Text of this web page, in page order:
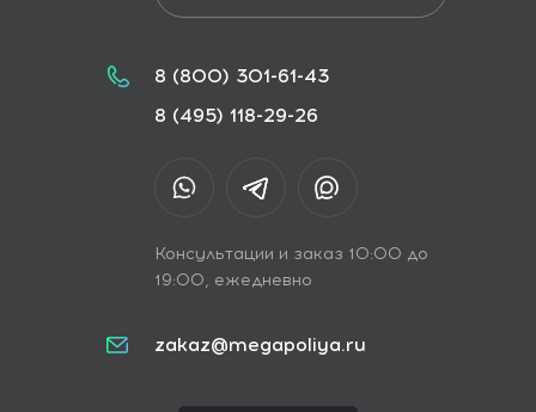
8 (800) 301-61-43
8 (495) 118-29-26
Консультации и заказ 10:00 до
19:00, ежедневно
zakaz@megapoliya.ru